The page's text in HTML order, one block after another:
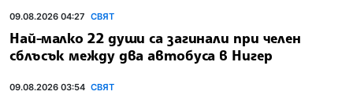
09.08.2026 04:27 СВЯТ
Най-малко 22 души са загинали при челен
сблъсък между два автобуса в Нигер
09.08.2026 03:54 СВЯТ